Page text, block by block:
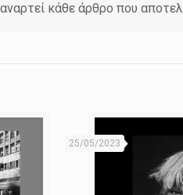
κάθε άρθρο που
25/05/2023